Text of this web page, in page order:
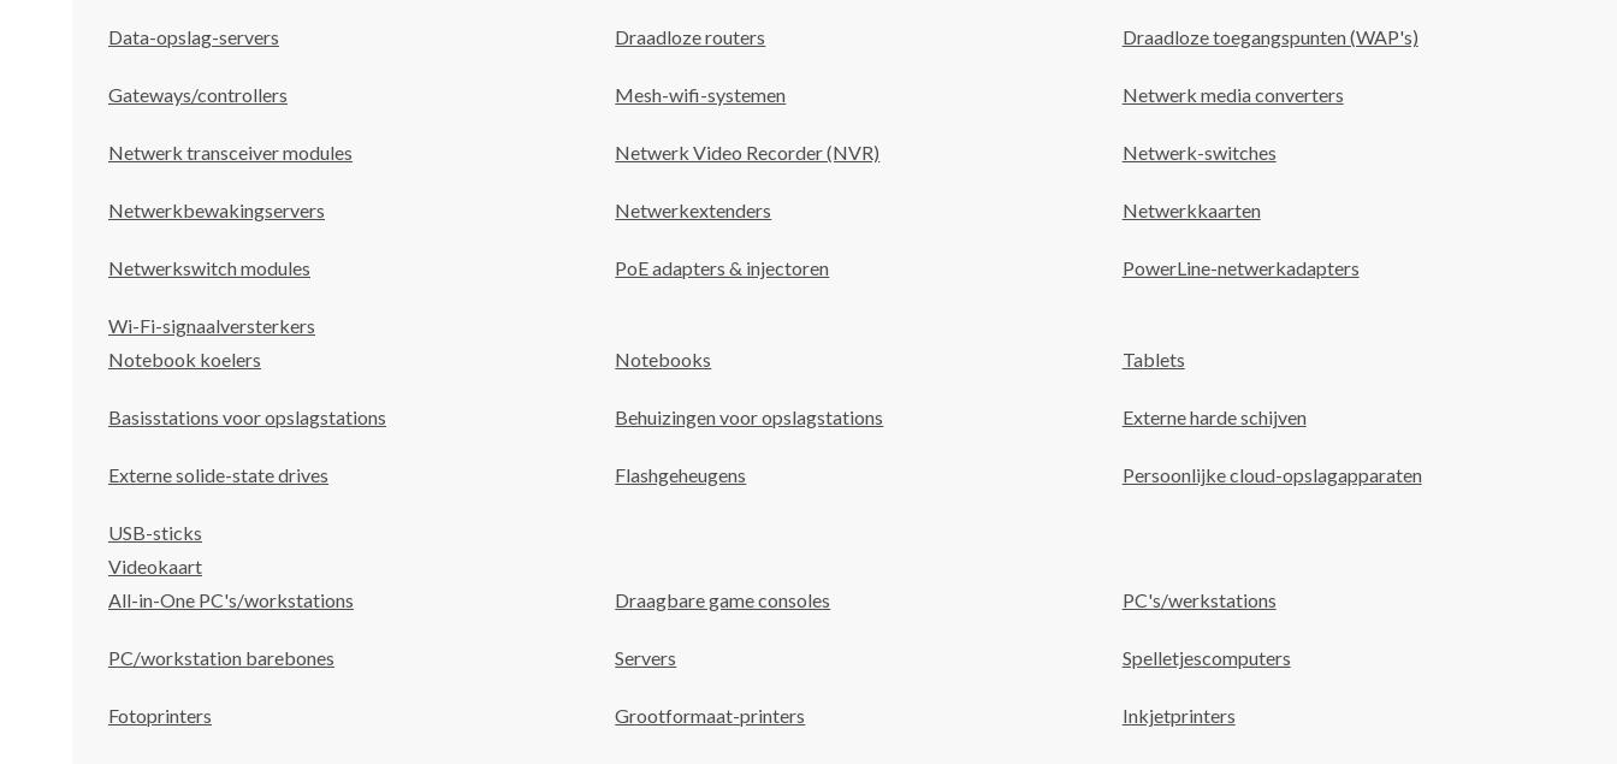
Data-opslag-servers Draadloze routers Draadloze toegangspunten (WAP's)
Gateways/controllers Mesh-wifi-systemen Netwerk media converters
Netwerk transceiver modules Netwerk Video Recorder (NVR) Netwerk-switches
Netwerkbewakingservers Netwerkextenders Netwerkkaarten
Netwerkswitch modules PoE adapters & injectoren PowerLine-netwerkadapters
Wi-Fi-signaalversterkers
Notebook koelers
Notebooks Tablets
Basisstations voor opslagstations Behuizingen voor opslagstations Externe harde schijven
Externe solide-state drives Flashgeheugens Persoonlijke cloud-opslagapparaten
USB-sticks
Videokaart
All-in-One PC's/workstations
Draagbare game consoles PC's/werkstations
PC/workstation barebones Servers Spelletjescomputers
Fotoprinters Grootformaat-printers Inkjetprinters